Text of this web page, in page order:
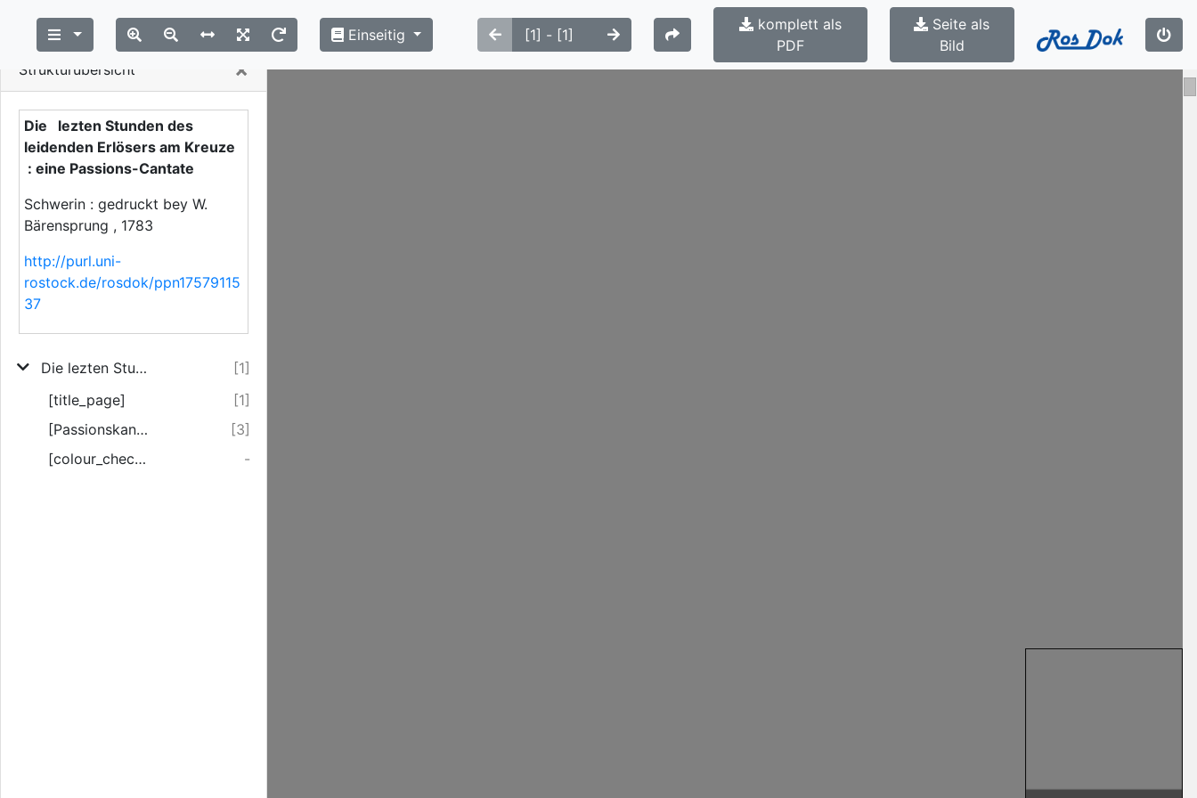
Strukturübersicht × Close
Die lezten Stunden des
leidenden Erlösers am Kreuze
: eine Passions-Cantate
Schwerin : gedruckt bey W.
Bärensprung , 1783
http://purl.uni-
rostock.de/rosdok/ppn17579115
37
Die lezten Stunden des leidenden Erlösers am Kreuze
[1]
[title_page]
[1]
[Passionskantate]
[3]
[colour_checker]
-
Einseitig
komplett als
PDF
Seite als
Bild